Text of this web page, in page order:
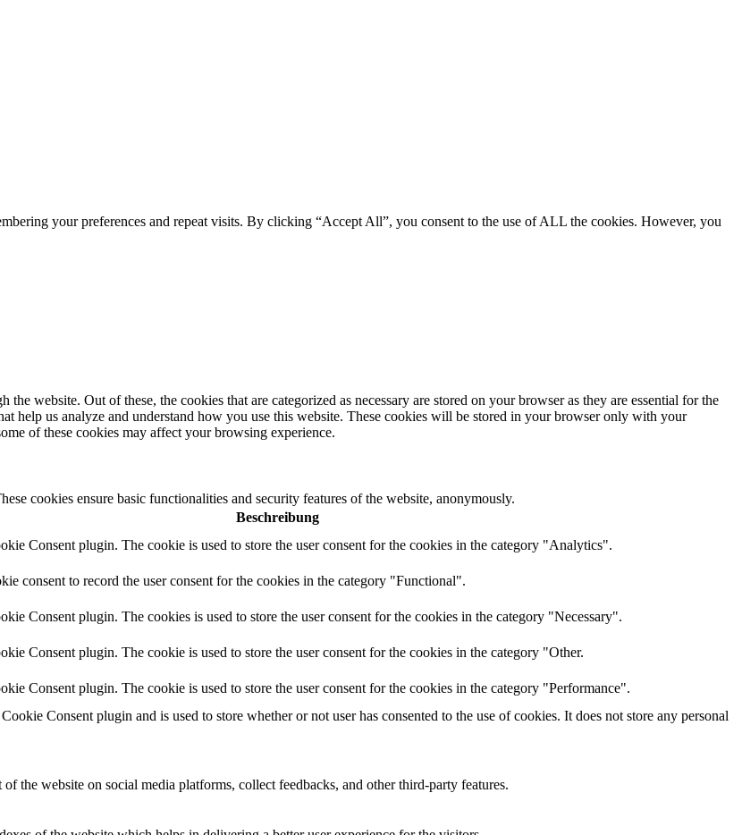
your preferences and repeat visits. By clicking “Accept All”, you consent to the use of ALL the cookies. However, you
website. Out of these, the cookies that are categorized as necessary are stored on your browser as they are essential for the
help us analyze and understand how you use this website. These cookies will be stored in your browser only with your
of these cookies may affect your browsing experience.
cookies ensure basic functionalities and security features of the website, anonymously.
Beschreibung
Consent plugin. The cookie is used to store the user consent for the cookies in the category "Analytics".
consent to record the user consent for the cookies in the category "Functional".
Consent plugin. The cookies is used to store the user consent for the cookies in the category "Necessary".
Consent plugin. The cookie is used to store the user consent for the cookies in the category "Other.
Consent plugin. The cookie is used to store the user consent for the cookies in the category "Performance".
Consent plugin and is used to store whether or not user has consented to the use of cookies. It does not store any personal
the website on social media platforms, collect feedbacks, and other third-party features.